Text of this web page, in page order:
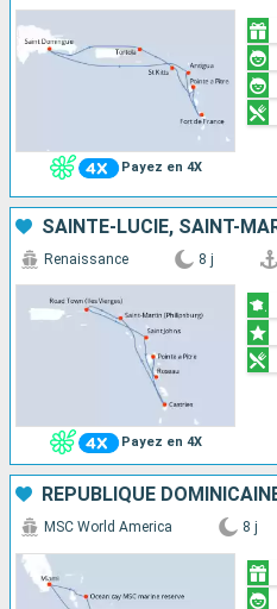
Payez en 4X
Payez en 4X
Renaissance 8 j
MSC World America 8 j